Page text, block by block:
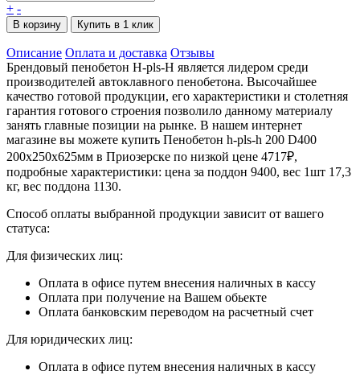
+ -
В корзину Купить в 1 клик
Описание Оплата и доставка Отзывы
Брендовый пенобетон Н-pls-Н является лидером среди
производителей автоклавного пенобетона. Высочайшее
качество готовой продукции, его характеристики и столетняя
гарантия готового строения позволило данному материалу
занять главные позиции на рынке. В нашем интернет
магазине вы можете купить Пенобетон h-pls-h 200 D400
200х250х625мм в Приозерске по низкой цене 4717₽,
подробные характеристики: цена за поддон 9400, вес 1шт 17,3
кг, вес поддона 1130.
Способ оплаты выбранной продукции зависит от вашего
статуса:
Для физических лиц:
Оплата в офисе путем внесения наличных в кассу
Оплата при получение на Вашем обьекте
Оплата банковским переводом на расчетный счет
Для юридических лиц:
Оплата в офисе путем внесения наличных в кассу